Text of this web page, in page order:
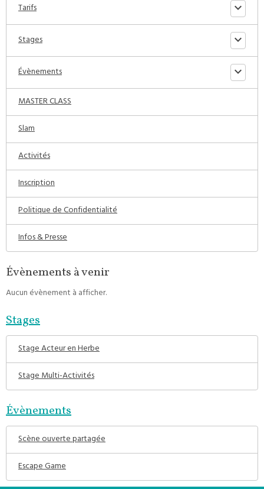
Tarifs
Stages
Évènements
MASTER CLASS
Slam
Activités
Inscription
Politique de Confidentialité
Infos & Presse
Évènements à venir
Aucun évènement à afficher.
Stages
Stage Acteur en Herbe
Stage Multi-Activités
Évènements
Scène ouverte partagée
Escape Game